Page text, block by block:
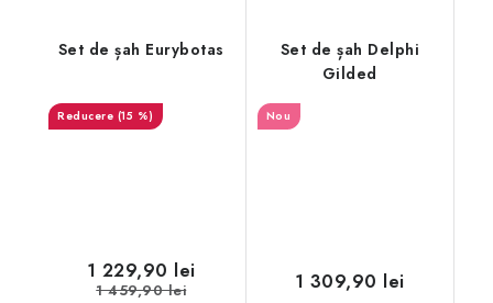
Set de șah Eurybotas
(15 %)
1 229,90 lei
1 459,90 lei
Set de șah Delphi
Gilded
Nou
1 309,90 lei